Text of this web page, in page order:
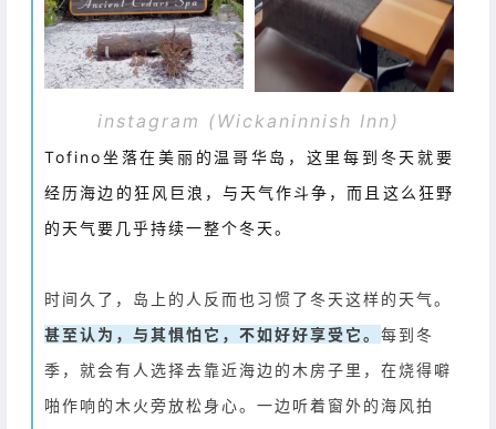
instagram (Wickaninnish Inn)
Tofino坐落在美丽的温哥华岛，这里每到冬天就要
经历海边的狂风巨浪，与天气作斗争，而且这么狂野
的天气要几乎持续一整个冬天。
时间久了，岛上的人反而也习惯了冬天这样的天气。
甚至认为，与其惧怕它，不如好好享受它。每到冬
季，就会有人选择去靠近海边的木房子里，在烧得噼
啪作响的木火旁放松身心。一边听着窗外的海风拍